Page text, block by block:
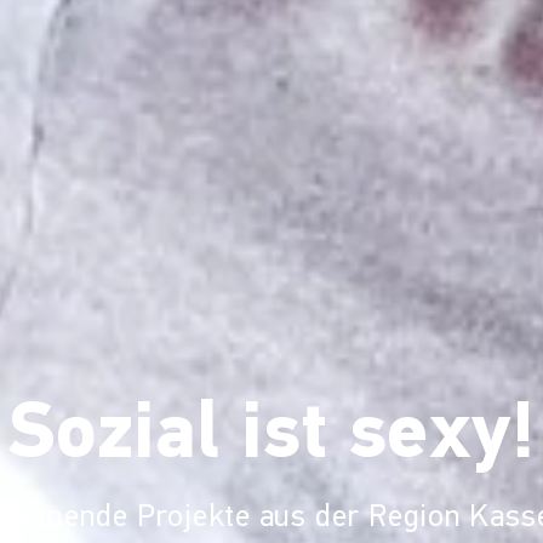
Sozial ist sexy!
Projekte aus der Region